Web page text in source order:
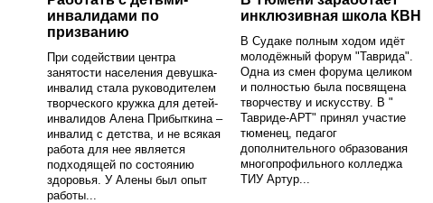
инвалидами по
призванию
При содействии центра
занятости населения девушка-
инвалид стала руководителем
творческого кружка для детей-
инвалидов Алена Прибыткина –
инвалид c детства, и не всякая
работа для нее является
подходящей по состоянию
здоровья. У Алены был опыт
работы...
инклюзивная школа КВН
В Судаке полным ходом идёт
молодёжный форум "Таврида".
Одна из смен форума целиком
и полностью была посвящена
творчеству и искусству. В "
Тавриде-АРТ" принял участие
тюменец, педагог
дополнительного образования
многопрофильного колледжа
ТИУ Артур...